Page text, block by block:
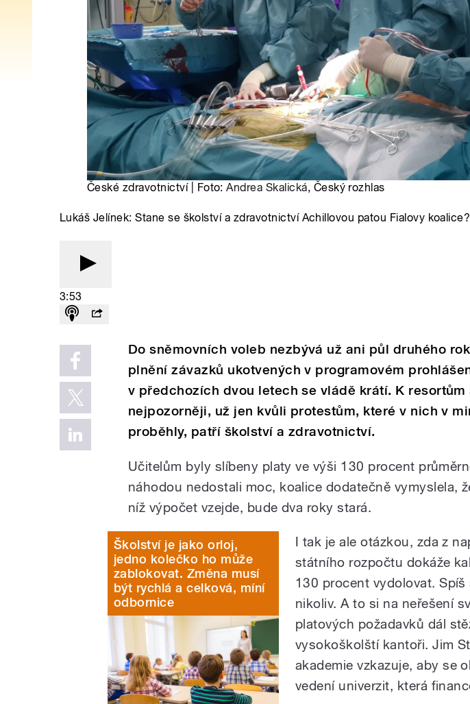
České zdravotnictví | Foto:Andrea Skalická, Český rozhlas
Lukáš Jelínek: Stane se školství a zdravotnictví Achillovou patou Fialovy koalice?
3:53
Do sněmovních voleb nezbývá už ani půl druhého
plnění závazků ukotvených v programovém
v předchozích dvou letech se vládě krátí. K resortům
nejpozorněji, už jen kvůli protestům, které v nich v
proběhly, patří školství a zdravotnictví.
Učitelům byly slíbeny platy ve výši 130 procent
náhodou nedostali moc, koalice dodatečně vymyslela,
níž výpočet vzejde, bude dva roky stará.
Školství je jako orloj,
jedno kolečko ho může
zablokovat. Změna musí
být rychlá a celková, míní
odbornice
I tak je ale otázkou, zda z
státního rozpočtu dokáže
130 procent vydolovat. Spíš
nikoliv. A to si na neřešení
platových požadavků dál
vysokoškolští kantoři. Jim
akademie vzkazuje, aby se
vedení univerzit, která